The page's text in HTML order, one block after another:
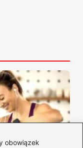
obowiązek